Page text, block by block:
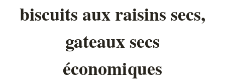
biscuits aux raisins secs,
gateaux secs
économiques